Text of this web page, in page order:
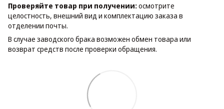
Проверяйте товар при получении:осмотрите
целостность, внешний вид и комплектацию заказа в
отделении почты.
В случае заводского брака возможен обмен товара или
возврат средств после проверки обращения.